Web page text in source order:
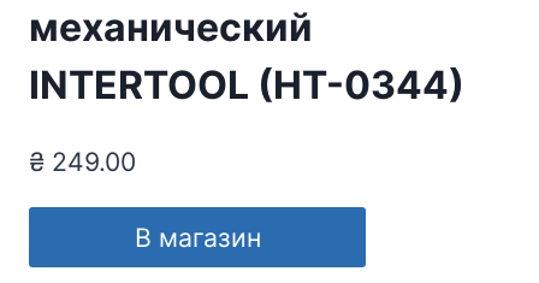
механический
INTERTOOL (HT-0344)
₴ 249.00
В магазин